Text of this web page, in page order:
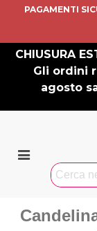
PAGAMENTI
CHIUSURA
Gli ordini
agosto